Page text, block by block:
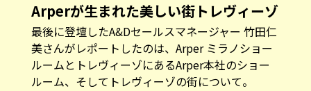
Arperが生まれた美しい街トレヴィーゾ
最後に登壇したA&Dセールスマネージャー 竹田仁
美さんがレポートしたのは、Arper ミラノショー
ルームとトレヴィーゾにあるArper本社のショー
ルーム、そしてトレヴィーゾの街について。